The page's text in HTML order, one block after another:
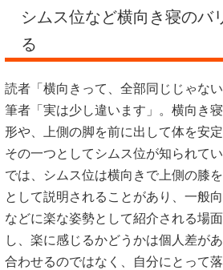
シムス位など横向き寝のバ
る
読者「横向きって、全部同じじゃない
筆者「実は少し違います」。横向き
形や、上側の脚を前に出して体を安
その一つとしてシムス位が知られて
では、シムス位は横向きで上側の膝
として説明されることがあり、一般
などに楽な姿勢として紹介される場
し、楽に感じるかどうかは個人差が
合わせるのではなく、自分にとって